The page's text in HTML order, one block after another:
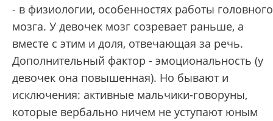
- в физиологии, особенностях работы головного
мозга. У девочек мозг созревает раньше, а
вместе с этим и доля, отвечающая за речь.
Дополнительный фактор - эмоциональность (у
девочек она повышенная). Но бывают и
исключения: активные мальчики-говоруны,
которые вербально ничем не уступают юным